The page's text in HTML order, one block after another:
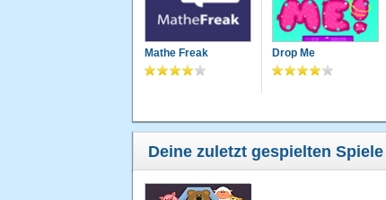
Mathe Freak Drop Me
Deine zuletzt gespielten Spiele